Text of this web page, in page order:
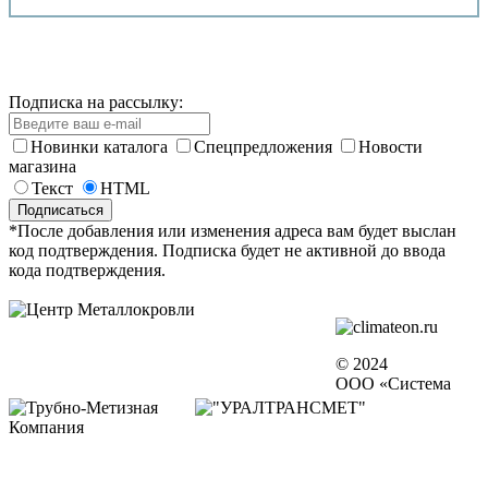
Подписка на рассылку:
Новинки каталога Спецпредложения
Новости
магазина
Текст
HTML
*После добавления или изменения адреса вам будет выслан
код подтверждения. Подписка будет не активной до ввода
кода подтверждения.
© 2024
ООО «Система